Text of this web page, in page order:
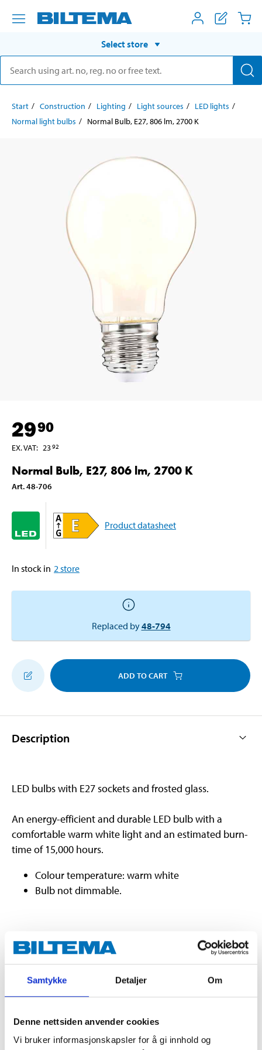
Samtykke Detaljer Om
Denne nettsiden anvender cookies
Vi bruker informasjonskapsler for å gi innhold og
Select store
Start Construction Lighting Light sources
LED lights
Normal light bulbs
Normal Bulb, E27, 806 lm, 2700 K
2990
EX. VAT: 2392
Normal Bulb, E27, 806 lm, 2700 K
Art.48-706
Product datasheet
In stock in 2 store
Replaced by48-794
ADD TO CART
Description
LED bulbs with E27 sockets and frosted glass.
An energy-efficient and durable LED bulb with a
comfortable warm white light and an estimated burn-
time of 15,000 hours.
Colour temperature: warm white
Bulb not dimmable.